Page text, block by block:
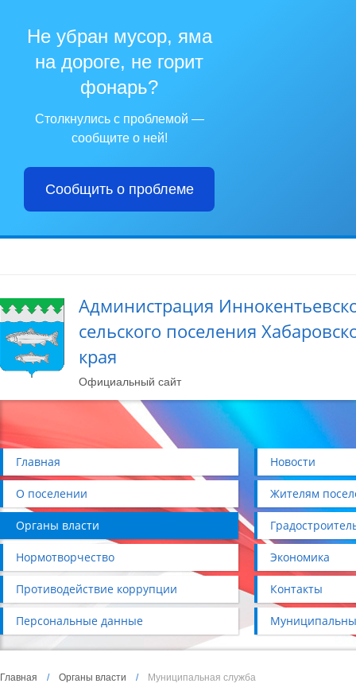
Не убран мусор, яма
на дороге, не горит
фонарь?
Столкнулись с проблемой —
сообщите о ней!
Сообщить о проблеме
Администрация
сельского поселения
края
Официальный сайт
Главная Новости
О поселении Жителям
Органы власти
Нормотворчество Экономика
Противодействие коррупции Контакты
Персональные данные
Главная / Органы власти / Муниципальная служба